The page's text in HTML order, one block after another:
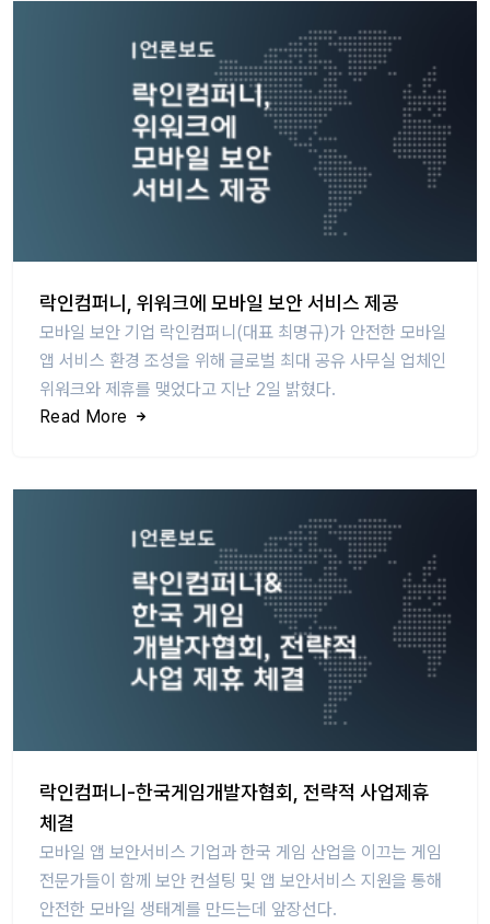
락인컴퍼니, 위워크에 모바일 보안 서비스 제공
모바일 보안 기업 락인컴퍼니(대표 최명규)가 안전한 모바일
앱 서비스 환경 조성을 위해 글로벌 최대 공유 사무실 업체인
위워크와 제휴를 맺었다고 지난 2일 밝혔다.
Read More
락인컴퍼니-한국게임개발자협회, 전략적 사업제휴
체결
모바일 앱 보안서비스 기업과 한국 게임 산업을 이끄는 게임
전문가들이 함께 보안 컨설팅 및 앱 보안서비스 지원을 통해
안전한 모바일 생태계를 만드는데 앞장선다.